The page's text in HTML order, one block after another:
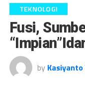
TEKNOLOGI
Fusi,
by Kasiyanto